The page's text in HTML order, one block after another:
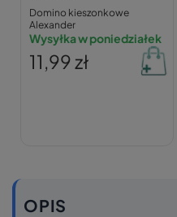
Domino kieszonkowe
Alexander
Wysyłka w poniedziałek
11,99 zł
OPIS